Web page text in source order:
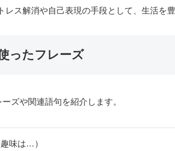
レス解消や自己表現の手段として、生活を
ったフレーズ
ズや関連語句を紹介します。
味は…）